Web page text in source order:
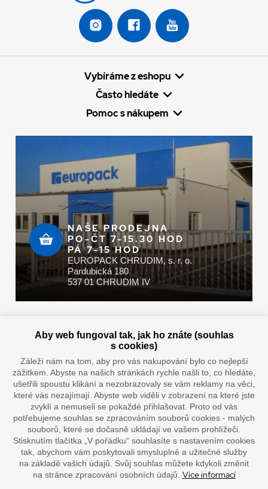
Vybíráme z eshopu
Často hledáte
Pomoc s nákupem
NAŠE PRODEJNA
PO-ČT 7-15.30 HOD
PÁ 7-15 HOD
EUROPACK CHRUDIM, s. r. o.
Pardubická 180
537 01 CHRUDIM IV
Doprava vaším oblíbeným dopravcem
Aby web fungoval tak, jak ho znáte (souhlas
s cookies)
Záleží nám na tom, aby pro vás nakupování bylo co nejlepší
zážitkem. Abyste na našich stránkách rychle našli to, co hledáte,
ušetřili spoustu klikání a nezobrazovaly se vám reklamy na věci,
které vás nezajímají. Abyste web viděli v zobrazení na které jste
zvyklí a nemuseli se pokaždé přihlašovat. Proto od vás
potřebujeme souhlas se zpracováním souborů cookies - malých
souborů, které se dočasně ukládají ve vašem prohlížeči.
Stisknutím tlačítka „V pořádku“ souhlasíte s nastavením cookies
tak, abychom vám poskytovali smysluplné a užitečné služby
na základě vašich údajů. Svůj souhlas můžete kdykoli změnit
na stránce zpracování osobních údajů. Více informací